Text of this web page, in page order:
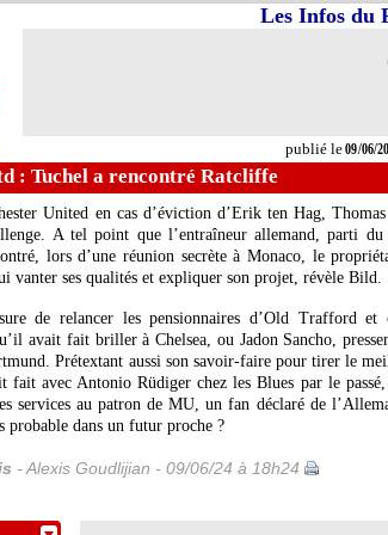
publié le09/06/
Les Infos du
: Tuchel a rencontré Ratcliffe
United en cas d’éviction d’Erik ten Hag,
A tel point que l’entraîneur allemand, parti du
lors d’une réunion secrète à Monaco, le
vanter ses qualités et expliquer son projet, révèle Bild.
de relancer les pensionnaires d’Old Trafford et
avait fait briller à Chelsea, ou Jadon Sancho,
Prétextant aussi son savoir-faire pour tirer le
fait avec Antonio Rüdiger chez les Blues par le
services au patron de MU, un fan déclaré de
probable dans un futur proche ?
- Alexis Goudlijian - 09/06/24 à 18h24